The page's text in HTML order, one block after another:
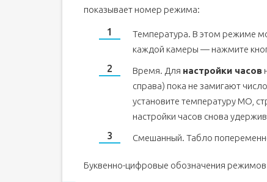
показывает номер режима:
Температура. В этом режиме
каждой камеры — нажмите
Время. Для настройки часов
справа) пока не замигают
установите температуру МО,
настройки часов снова
Смешанный. Табло
Буквенно-цифровые обозначения режимов